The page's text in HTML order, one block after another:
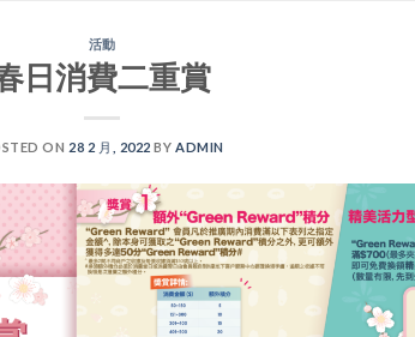
活動
日消費二重賞
ON 28 2 月, 2022 BYADMIN